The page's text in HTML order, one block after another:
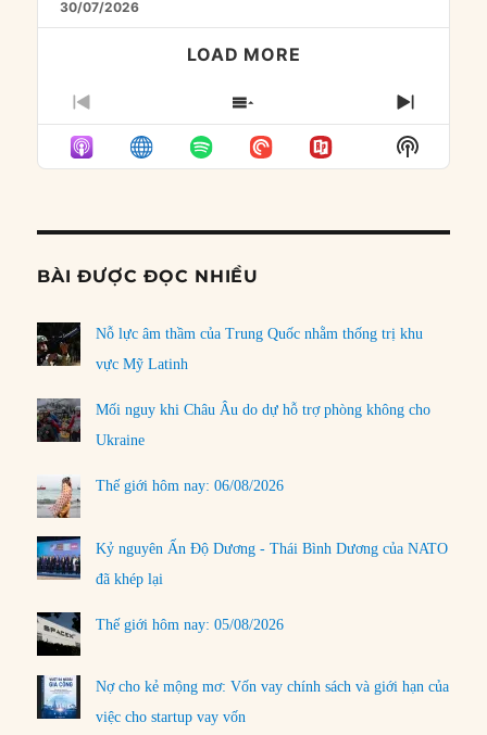
30/07/2026
LOAD MORE
PREVIOUS
EPISODE
SHOW
EPISODES
LIST
NEXT
Show
Podcast
BÀI ĐƯỢC ĐỌC NHIỀU
Nỗ lực âm thầm của Trung Quốc nhằm thống trị khu
vực Mỹ Latinh
Mối nguy khi Châu Âu do dự hỗ trợ phòng không cho
Ukraine
Thế giới hôm nay: 06/08/2026
Kỷ nguyên Ấn Độ Dương - Thái Bình Dương của NATO
đã khép lại
Thế giới hôm nay: 05/08/2026
Nợ cho kẻ mộng mơ: Vốn vay chính sách và giới hạn của
việc cho startup vay vốn